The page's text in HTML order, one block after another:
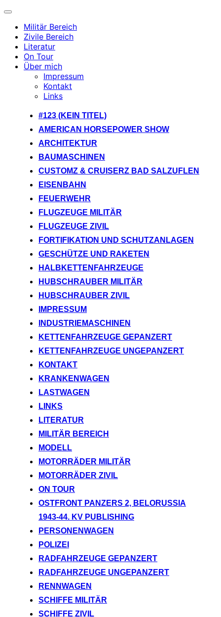
Navigation
umschalten
Militär Bereich
Zivile Bereich
Literatur
On Tour
Über mich
Impressum
Kontakt
Links
springen
#123 (KEIN TITEL)
AMERICAN HORSEPOWER SHOW
ARCHITEKTUR
BAUMASCHINEN
CUSTOMZ & CRUISERZ BAD SALZUFLEN
EISENBAHN
FEUERWEHR
FLUGZEUGE MILITÄR
FLUGZEUGE ZIVIL
FORTIFIKATION UND SCHUTZANLAGEN
GESCHÜTZE UND RAKETEN
HALBKETTENFAHRZEUGE
HUBSCHRAUBER MILITÄR
HUBSCHRAUBER ZIVIL
IMPRESSUM
INDUSTRIEMASCHINEN
KETTENFAHRZEUGE GEPANZERT
KETTENFAHRZEUGE UNGEPANZERT
KONTAKT
KRANKENWAGEN
LASTWAGEN
LINKS
LITERATUR
MILITÄR BEREICH
MODELL
MOTORRÄDER MILITÄR
MOTORRÄDER ZIVIL
ON TOUR
OSTFRONT PANZERS 2, BELORUSSIA
1943-44. KV PUBLISHING
PERSONENWAGEN
POLIZEI
RADFAHRZEUGE GEPANZERT
RADFAHRZEUGE UNGEPANZERT
RENNWAGEN
SCHIFFE MILITÄR
SCHIFFE ZIVIL